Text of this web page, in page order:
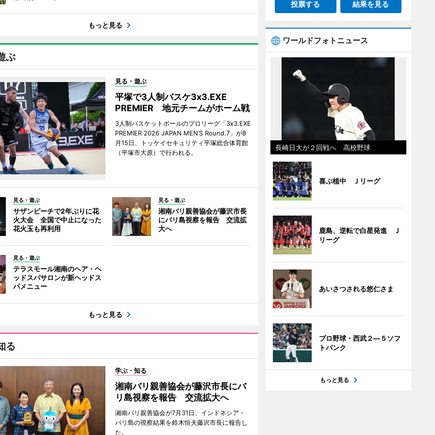
もっと見る
ぶ
見る・遊ぶ
平塚で3人制バスケ3x3.EXE
PREMIER 地元チームがホーム戦
3人制バスケットボールのプロリーグ「3x3.EXE
PREMIER 2026 JAPAN MEN’S Round.7」が8
月15日、トッケイセキュリティ平塚総合体育館
（平塚市大原）で行われる。
見る・遊ぶ
サザンビーチで2年ぶりに花
火大会 全国で中止になった
花火玉も再利用
見る・遊ぶ
湘南バリ親善協会が藤沢市長
にバリ島視察を報告 交流拡
大へ
見る・遊ぶ
テラスモール湘南のヘア・ヘ
ッドスパサロンが新ヘッドス
パメニュー
もっと見る
る
学ぶ・知る
湘南バリ親善協会が藤沢市長にバ
リ島視察を報告 交流拡大へ
湘南バリ親善協会が7月31日、インドネシア・
バリ島の視察結果を鈴木恒夫藤沢市長に報告し
た。
投票する 結果を見る
ワールドフォトニュース
長崎日大が２回戦へ 高校野球
喜ぶ植中 Ｊリーグ
鹿島、逆転で白星発進 Ｊ
リーグ
あいさつされる悠仁さま
プロ野球・西武２―５ソフ
トバンク
もっと見る